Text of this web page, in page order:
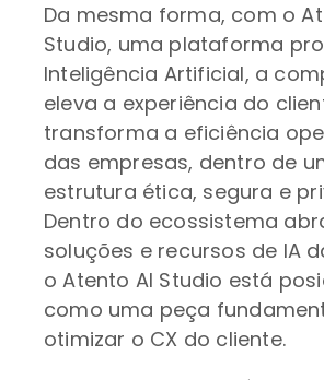
Da mesma forma, com o
Studio, uma plataforma
Inteligência Artificial, a
eleva a experiência do
transforma a eficiência
das empresas, dentro de
estrutura ética, segura e
Dentro do ecossistema
soluções e recursos de IA
o Atento AI Studio está
como uma peça
otimizar o CX do cliente.